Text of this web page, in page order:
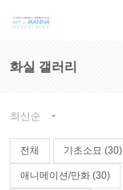
화실 갤러리
최신순 
전체 기초소묘 (30)
애니메이션/만화 (30)